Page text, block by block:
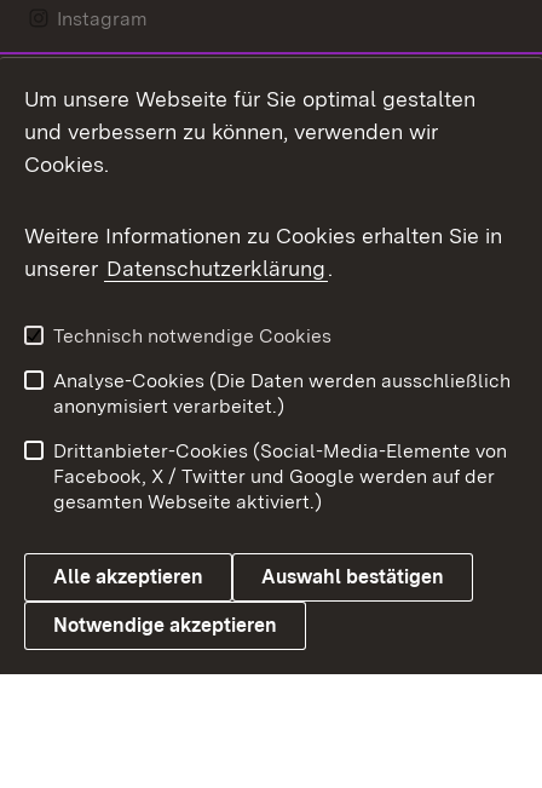
Instagram
Mastodon
Messenger
Social Wall
X / Twitter
Youtube
Link zum Landesportal
Benutzungshinweise
Barrierefreiheit
Datenschutz
Cookies
Um unsere Webseite für Sie optimal gestalten
und verbessern zu können, verwenden wir
Cookies.
Weitere Informationen zu Cookies erhalten Sie in
unserer Datenschutzerklärung.
Technisch notwendige Cookies
Analyse-Cookies (Die Daten werden ausschließlich
anonymisiert verarbeitet.)
Drittanbieter-Cookies (Social-Media-Elemente von
Facebook, X / Twitter und Google werden auf der
gesamten Webseite aktiviert.)
Alle akzeptieren Auswahl bestätigen
Notwendige akzeptieren